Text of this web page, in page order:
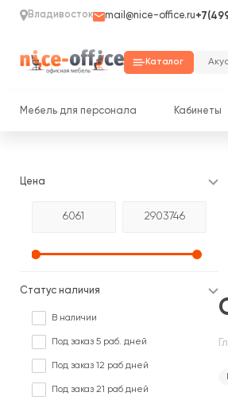
Владивосток mail@nice-office.ru
Каталог
Мебель для персонала Кабинеты
Цена
Статус наличия
В наличии
Под заказ 5 раб. дней
Под заказ 12 раб дней
Под заказ 21 раб дней